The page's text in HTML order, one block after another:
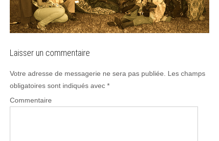
Laisser un commentaire
Votre adresse de messagerie ne sera pas publiée.
Les champs
obligatoires sont indiqués avec *
Commentaire